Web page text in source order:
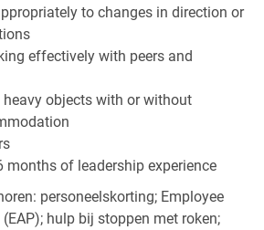
to changes in direction or
effectively with peers and
objects with or without
months of leadership experience
personeelskorting; Employee
hulp bij stoppen met roken;